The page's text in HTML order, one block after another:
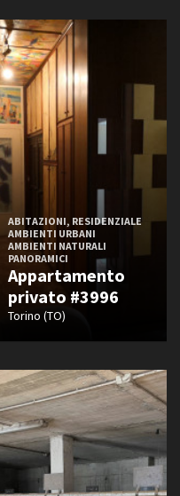
ABITAZIONI, RESIDENZIALE
AMBIENTI URBANI
AMBIENTI NATURALI
PANORAMICI
Appartamento
privato #3996
Torino (TO)